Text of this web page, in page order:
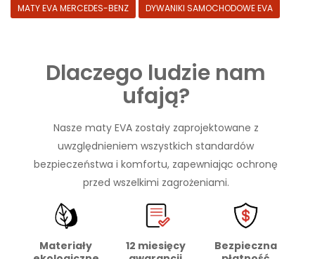
MATY EVA MERCEDES-BENZ
DYWANIKI SAMOCHODOWE EVA
Dlaczego ludzie nam
ufają?
Nasze maty EVA zostały zaprojektowane z
uwzględnieniem wszystkich standardów
bezpieczeństwa i komfortu, zapewniając ochronę
przed wszelkimi zagrożeniami.
Materiały
12 miesięcy
Bezpieczna